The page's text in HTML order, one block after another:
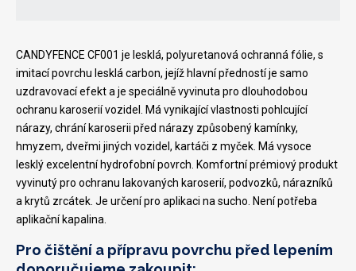
CANDYFENCE CF001 je lesklá, polyuretanová ochranná fólie, s
imitací povrchu lesklá carbon, jejíž hlavní předností je samo
uzdravovací efekt a je speciálně vyvinuta pro dlouhodobou
ochranu karoserií vozidel. Má vynikající vlastnosti pohlcující
nárazy, chrání karoserii před nárazy způsobený kamínky,
hmyzem, dveřmi jiných vozidel, kartáči z myček. Má vysoce
lesklý excelentní hydrofobní povrch. Komfortní prémiový produkt
vyvinutý pro ochranu lakovaných karoserií, podvozků, nárazníků
a krytů zrcátek. Je určení pro aplikaci na sucho. Není potřeba
aplikační kapalina.
Pro čištění a přípravu povrchu před lepením